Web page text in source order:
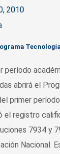
2010
período
abrirá el
primer
el registro
7934 y
Nacional.